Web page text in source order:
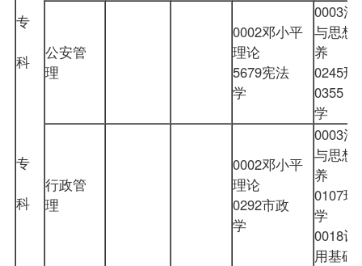
专
科
专
科
公安管
理
0002邓小平
理论
5679宪法
学
0003法
与思想
养
0245刑
0355
学
行政管
理
0002邓小平
理论
0292市政
学
0003法
与思想
养
0107现
学
0018计
用基